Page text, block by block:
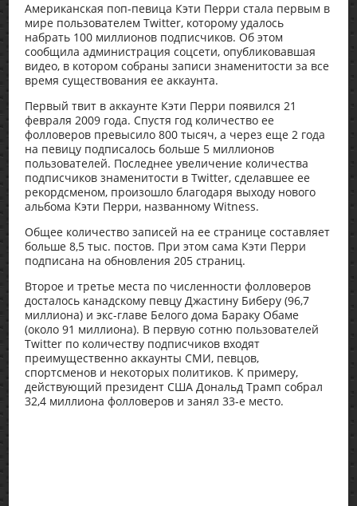
Американская поп-певица Кэти Перри стала первым в
мире пользователем Twitter, которому удалось
набрать 100 миллионов подписчиков. Об этом
сообщила администрация соцсети, опубликовавшая
видео, в котором собраны записи знаменитости за все
время существования ее аккаунта.
Первый твит в аккаунте Кэти Перри появился 21
февраля 2009 года. Спустя год количество ее
фолловеров превысило 800 тысяч, а через еще 2 года
на певицу подписалось больше 5 миллионов
пользователей. Последнее увеличение количества
подписчиков знаменитости в Twitter, сделавшее ее
рекордсменом, произошло благодаря выходу нового
альбома Кэти Перри, названному Witness.
Общее количество записей на ее странице составляет
больше 8,5 тыс. постов. При этом сама Кэти Перри
подписана на обновления 205 страниц.
Второе и третье места по численности фолловеров
досталось канадскому певцу Джастину Биберу (96,7
миллиона) и экс-главе Белого дома Бараку Обаме
(около 91 миллиона). В первую сотню пользователей
Twitter по количеству подписчиков входят
преимущественно аккаунты СМИ, певцов,
спортсменов и некоторых политиков. К примеру,
действующий президент США Дональд Трамп собрал
32,4 миллиона фолловеров и занял 33-е место.